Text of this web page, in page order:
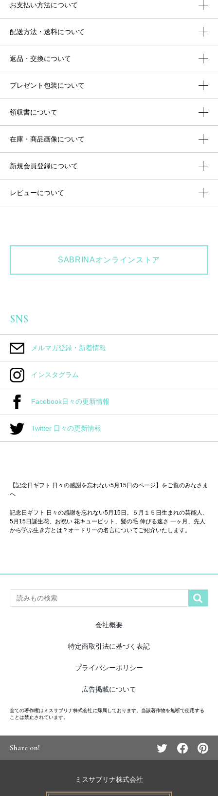
お支払い方法について
配送方法・送料について
返品・交換について
プレゼント包装について
領収書について
在庫・商品画像について
新規会員登録について
レビューについて
SABRINAオンラインストア
SNS
メルマガ登録・新着情報
インスタグラム
Facebook日々の更新情報
Twitter 日々の更新情報
【記念日ギフト 日々の感謝を忘れない5月15日のページ】をご覧のみなさま
へ
記念日ギフト 日々の感謝を忘れない5月15日。５月１５日生まれの芸能人、
5月15日誕生花、お祝い 花キューピット、髪の毛 伸びる速さ 一ヶ月、先人
から学ぶ生き方とは？オードリーの名言についてご紹介いたします。

会社概要
特定商取引法に基づく表記
プライバシーポリシー
広告掲載について
全ての著作権はミスサブリナ株式会社に帰属しております。当該著作物を無断で使用する
ことは禁止されています。
Share on!
ミスサブリナ株式会社